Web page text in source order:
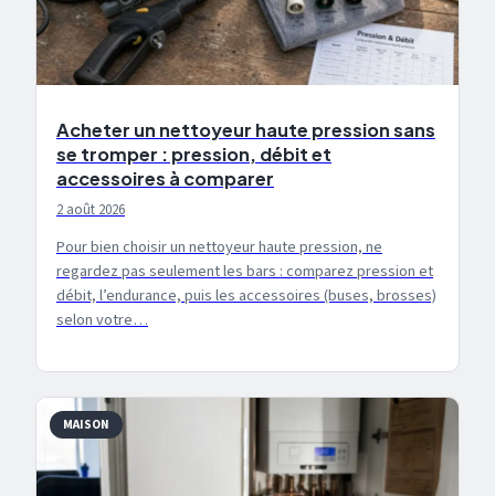
Acheter un nettoyeur haute pression sans
se tromper : pression, débit et
accessoires à comparer
2 août 2026
Pour bien choisir un nettoyeur haute pression, ne
regardez pas seulement les bars : comparez pression et
débit, l’endurance, puis les accessoires (buses, brosses)
selon votre…
MAISON